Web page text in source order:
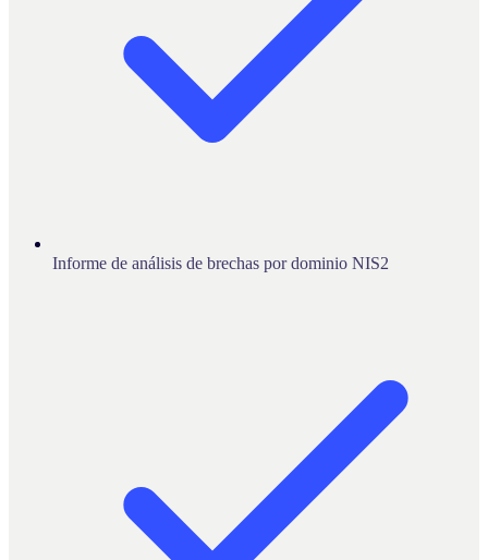
Informe de análisis de brechas por dominio NIS2